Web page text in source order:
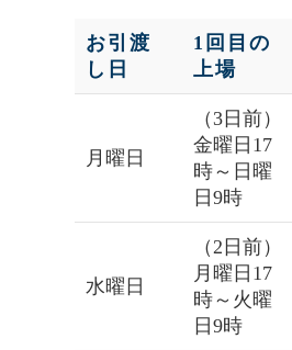
お引渡
し日
1回目の
上場
月曜日
（3日前）
金曜日17
時～日曜
日9時
水曜日
（2日前）
月曜日17
時～火曜
日9時